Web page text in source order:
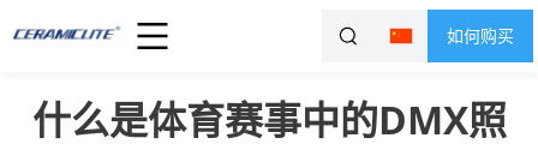
如何购买
什么是体育赛事中的DMX照